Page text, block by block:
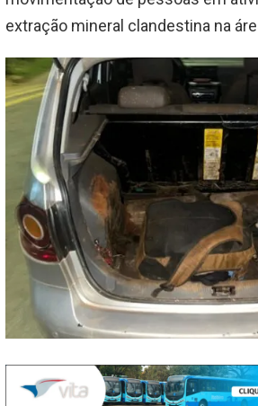
extração mineral clandestina na